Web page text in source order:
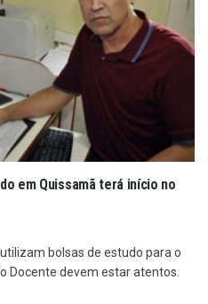
em Quissamã terá início no
bolsas de estudo para o
Docente devem estar atentos.